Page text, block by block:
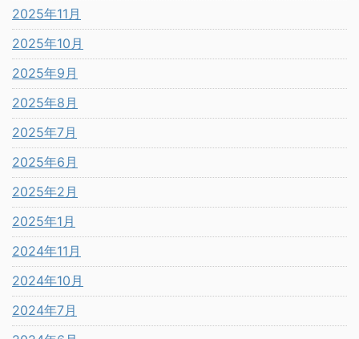
2025年11月
2025年10月
2025年9月
2025年8月
2025年7月
2025年6月
2025年2月
2025年1月
2024年11月
2024年10月
2024年7月